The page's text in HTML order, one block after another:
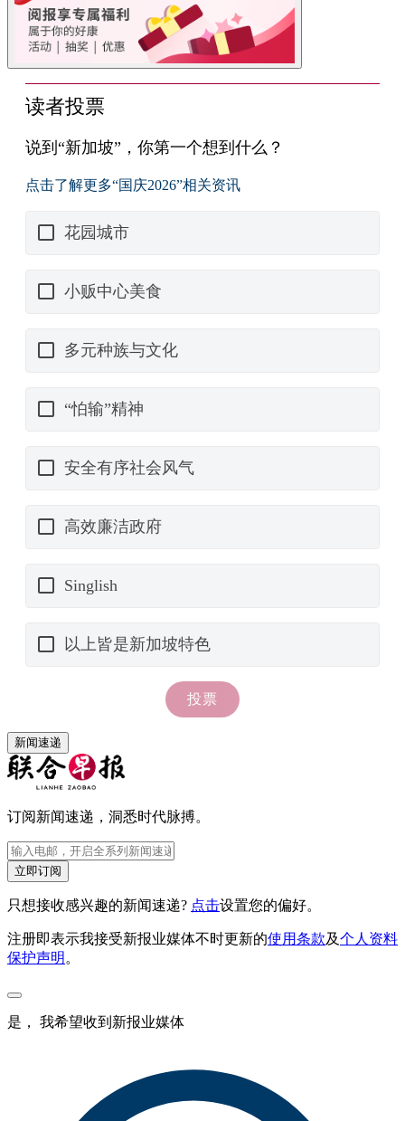
新闻速递
订阅新闻速递，洞悉时代脉搏。
立即订阅
只想接收感兴趣的新闻速递? 点击设置您的偏好。
注册即表示我接受新报业媒体不时更新的使用条款及个人资料
保护声明 。
是， 我希望收到新报业媒体